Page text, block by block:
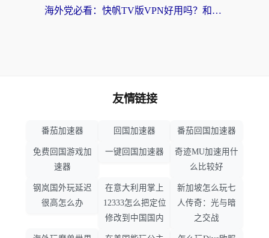
海外党必看：快帆TV版VPN好用吗？和畅游VPN对比哪个回国效果更好？附实用选择指南
友情链接
番茄加速器 回国加速器 番茄回国加速器
免费回国游戏加
速器
一键回国加速器
奇迹MU加速用什
么比较好
钢岚国外玩延迟
很高怎么办
在意大利用掌上
12333怎么把定位
修改到中国国内
新加坡怎么玩七
人传奇：光与暗
之交战